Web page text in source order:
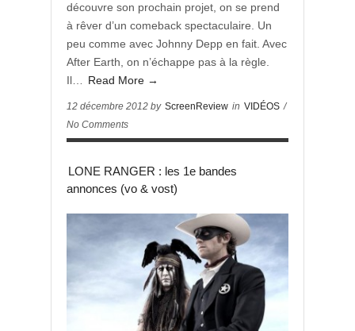
découvre son prochain projet, on se prend
à rêver d’un comeback spectaculaire. Un
peu comme avec Johnny Depp en fait. Avec
After Earth, on n’échappe pas à la règle.
Il…
Read More →
12 décembre 2012 by ScreenReview in VIDÉOS /
No Comments
LONE RANGER : les 1e bandes
annonces (vo & vost)